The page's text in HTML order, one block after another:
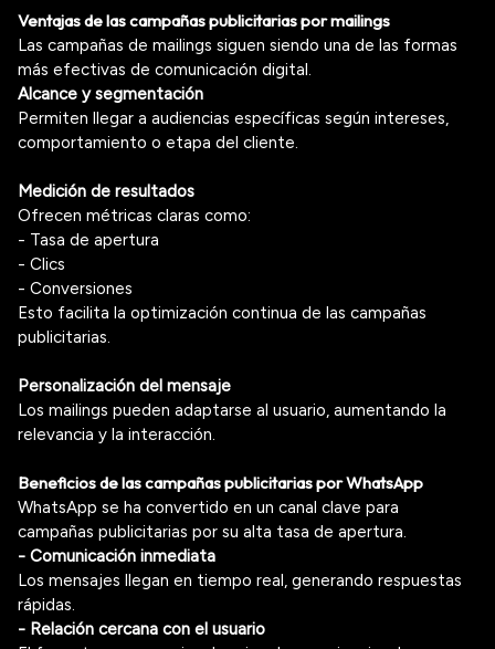
Ventajas de las campañas publicitarias por mailings
Las campañas de mailings siguen siendo una de las formas
más efectivas de comunicación digital.
Alcance y segmentación
Permiten llegar a audiencias específicas según intereses,
comportamiento o etapa del cliente.
Medición de resultados
Ofrecen métricas claras como:
- Tasa de apertura
- Clics
- Conversiones
Esto facilita la optimización continua de las campañas
publicitarias.
Personalización del mensaje
Los mailings pueden adaptarse al usuario, aumentando la
relevancia y la interacción.
Beneficios de las campañas publicitarias por WhatsApp
WhatsApp se ha convertido en un canal clave para
campañas publicitarias por su alta tasa de apertura.
- Comunicación inmediata
Los mensajes llegan en tiempo real, generando respuestas
rápidas.
- Relación cercana con el usuario